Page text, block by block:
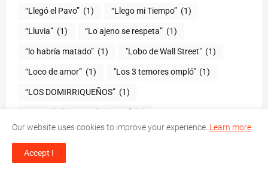
“Llegó el Pavo” (1) “Llego mi Tiempo” (1)
“Lluvia” (1) “Lo ajeno se respeta” (1)
“lo habría matado” (1) "Lobo de Wall Street" (1)
“Loco de amor” (1) "Los 3 temores ompló" (1)
(1)
“Los Fabulosos ma' mejores” (1)
"Los Inchapeables" (1) "Los Jordan" (1)
“Los niños celebran a Mafalda
Our website uses cookies to improve your experience. Learn more
Accept !